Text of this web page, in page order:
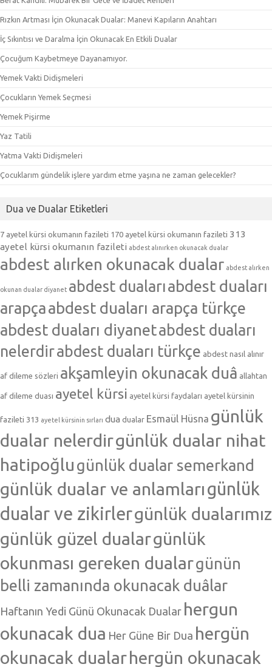
Rızkın Artması İçin Okunacak Dualar: Manevi Kapıların Anahtarı
İç Sıkıntısı ve Daralma İçin Okunacak En Etkili Dualar
Çocuğum Kaybetmeye Dayanamıyor.
Yemek Vakti Didişmeleri
Çocukların Yemek Seçmesi
Yemek Pişirme
Yaz Tatili
Yatma Vakti Didişmeleri
Çocuklarım gündelik işlere yardım etme yaşına ne zaman gelecekler?
Dua ve Dualar Etiketleri
7 ayetel kürsi okumanın fazileti 170 ayetel kürsi okumanın fazileti 313
ayetel kürsi okumanın fazileti abdest alınırken okunacak dualar
abdest alırken okunacak dualar abdest alırken
okunan dualar diyanet abdest dualarıabdest duaları
arapçaabdest duaları arapça türkçe
abdest duaları diyanetabdest duaları
nelerdirabdest duaları türkçe abdest nasıl alınır
af dileme sözleri akşamleyin okunacak duâ allahtan
af dileme duası ayetel kürsi ayetel kürsi faydaları ayetel kürsinin
fazileti 313 ayetel kürsinin sırları dua dualar Esmaül Hüsna günlük
dualar nelerdirgünlük dualar nihat
hatipoğlu günlük dualar semerkand
günlük dualar ve anlamlarıgünlük
dualar ve zikirlergünlük dualarımız
günlük güzel dualargünlük
okunması gereken dualargünün
belli zamanında okunacak duâlar
Haftanın Yedi Günü Okunacak Dualar hergun
okunacak dua Her Güne Bir Dua hergün
okunacak dualarhergün okunacak